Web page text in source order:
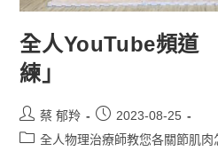
全人YouTube頻道
練」
蔡 郁羚
2023-08-25
全人物理治療師教您各關節肌肉